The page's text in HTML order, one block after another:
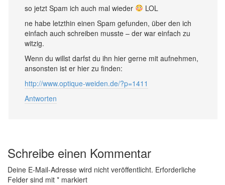
so jetzt Spam ich auch mal wieder
LOL
ne habe letzthin einen Spam gefunden, über den ich
einfach auch schreiben musste – der war einfach zu
witzig.
Wenn du willst darfst du ihn hier gerne mit aufnehmen,
ansonsten ist er hier zu finden:
http://www.optique-weiden.de/?p=1411
Antworten
Schreibe einen Kommentar
Deine E-Mail-Adresse wird nicht veröffentlicht. Erforderliche
Felder sind mit * markiert